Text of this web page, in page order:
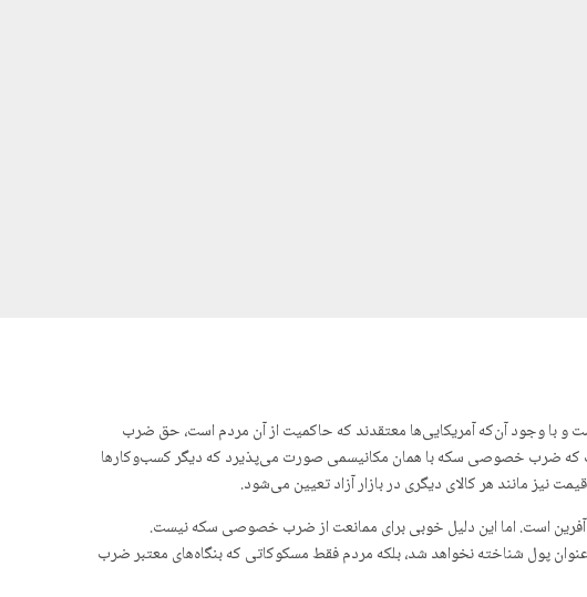
وجود آن‌که آمریکایی‌ها معتقدند که حاکمیت از آن مردم است، حق ضرب
که ضرب خصوصی سکه با همان مکانیسمی صورت می‌پذیرد که دیگر کسب‌وکار‌ها
نیز مانند هر کالای دیگری در بازار آزاد تعیین می‌شود.
است. اما این دلیل خوبی برای ممانعت از ضرب خصوصی سکه نیست.
پول شناخته نخواهد شد، بلکه مردم فقط مسکوکاتی که بنگاه‌های معتبر ضرب